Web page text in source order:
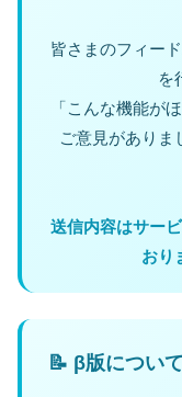
皆さまのフィー
を
「こんな機能が
ご意見がありま
送信内容はサー
おり
📝 β版について